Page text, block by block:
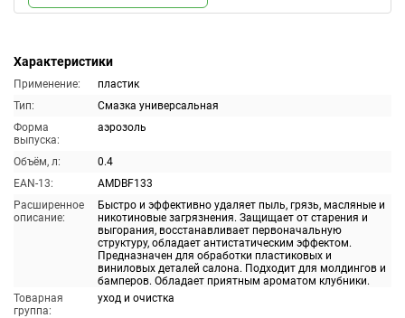
Характеристики
Применение:
пластик
Тип:
Смазка универсальная
Форма
выпуска:
аэрозоль
Объём, л:
0.4
EAN-13:
AMDBF133
Расширенное
описание:
Быстро и эффективно удаляет пыль, грязь, масляные и
никотиновые загрязнения. Защищает от старения и
выгорания, восстанавливает первоначальную
структуру, обладает антистатическим эффектом.
Предназначен для обработки пластиковых и
виниловых деталей салона. Подходит для молдингов и
бамперов. Обладает приятным ароматом клубники.
Товарная
группа:
уход и очистка